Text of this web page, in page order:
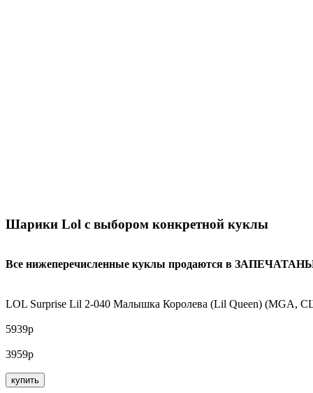
Шарики Lol с выбором конкретной куклы
Все нижеперечисленные куклы продаются в
LOL Surprise Lil 2-040 Малышка Королева (Lil Queen) (MGA,
5939р
3959р
купить